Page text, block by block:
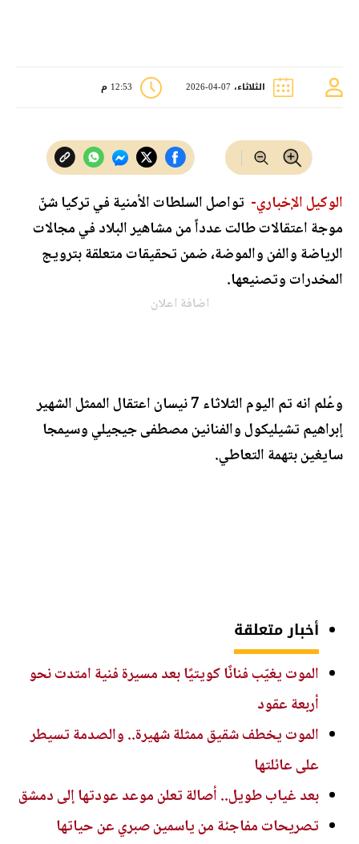
الثلاثاء، 07-04-2026 12:53 م
الوكيل الإخباري- تواصل السلطات الأمنية في تركيا شنّ
موجة اعتقالات طالت عدداً من مشاهير البلاد في مجالات
الرياضة والفن والموضة، ضمن تحقيقات متعلقة بترويج
المخدرات وتصنيعها.
اضافة اعلان
وعُلم انه تم اليوم الثلاثاء 7 نيسان اعتقال الممثل الشهير
إبراهيم تشيليكول والفنانين مصطفى جيجيلي وسيمجا
سايغين بتهمة التعاطي.
أخبار متعلقة
الموت يغيّب فنانًا كويتيًا بعد مسيرة فنية امتدت نحو
أربعة عقود
الموت يخطف شقيق ممثلة شهيرة.. والصدمة تسيطر
على عائلتها
بعد غياب طويل.. أصالة تعلن موعد عودتها إلى دمشق
تصريحات مفاجئة من ياسمين صبري عن حياتها